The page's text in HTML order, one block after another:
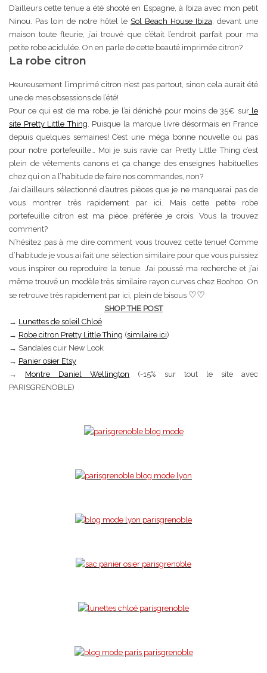
D’ailleurs cette tenue a été shooté en Espagne, à Ibiza avec mon petit
Ninou. Pas loin de notre hôtel le Sol Beach House Ibiza, devant une
maison toute fleurie, j’ai trouvé que c’était l’endroit parfait pour ma
petite robe acidulée. On en parle de cette beauté imprimée citron?
La robe citron
Heureusement l’imprimé citron n’est pas partout, sinon cela aurait été
une de mes obsessions de l’été!
Pour ce qui est de ma robe, je l’ai déniché pour moins de 35€ surle
site Pretty Little Thing. Puisque la marque livre désormais en France
depuis quelques semaines! C’est une méga bonne nouvelle ou pas
pour notre portefeuille… Moi je suis ravie car Pretty Little Thing c’est
plein de vêtements canons et ça change des enseignes habituelles
chez qui on a l’habitude de faire nos commandes, non?
J’ai d’ailleurs sélectionné d’autres pièces que je ne manquerai pas de
vous montrer très rapidement par ici. Mais cette petite robe
portefeuille citron est ma pièce préférée je crois. Vous la trouvez
comment?
N’hésitez pas à me dire comment vous trouvez cette tenue! Comme
d’habitude je vous ai fait une sélection similaire pour que vous puissiez
vous inspirer ou reproduire la tenue. J’ai poussé ma recherche et j’ai
même trouvé un modèle très similaire rayon curves chez Boohoo. On
se retrouve très rapidement par ici, plein de bisous ♡♡
SHOP THE POST
→ Lunettes de soleil Chloé
→ Robe citron Pretty Little Thing (similaire ici)
→ Sandales cuir New Look
→ Panier osier Etsy
→ Montre Daniel Wellington (-15% sur tout le site avec
PARISGRENOBLE)